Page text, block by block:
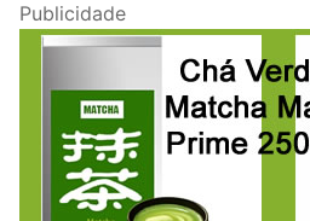
Publicidade